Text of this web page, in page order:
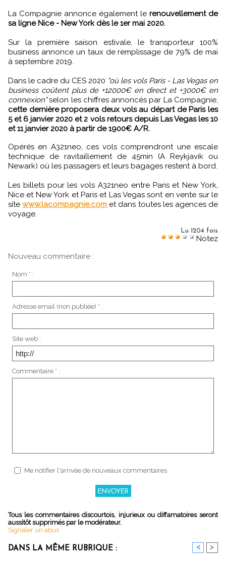
La Compagnie annonce également le renouvellement de
sa ligne Nice - New York dès le 1er mai 2020.
Sur la première saison estivale, le transporteur 100%
business annonce un taux de remplissage de 79% de mai
à septembre 2019.
Dans le cadre du CES 2020 "où les vols Paris - Las Vegas en
business coûtent plus de +12000€ en direct et +3000€ en
connexion"selon les chiffres annoncés par La Compagnie,
cette dernière proposera deux vols au départ de Paris les
5 et 6 janvier 2020 et 2 vols retours depuis Las Vegas les 10
et 11 janvier 2020 à partir de 1900€ A/R.
Opérés en A321neo, ces vols comprendront une escale
technique de ravitaillement de 45min (A Reykjavik ou
Newark) où les passagers et leurs bagages restent à bord.
Les billets pour les vols A321neo entre Paris et New York,
Nice et New York et Paris et Las Vegas sont en vente sur le
sitewww.lacompagnie.com et dans toutes les agences de
voyage.
Lu 1204 fois
Notez
Nouveau commentaire :
Nom * :
Adresse email (non publiée) * :
Site web :
Commentaire * :
Me notifier l'arrivée de nouveaux commentaires
Tous les commentaires discourtois, injurieux ou diffamatoires seront
aussitôt supprimés par le modérateur.
Signaler un abus
DANS LA MÊME RUBRIQUE : < >